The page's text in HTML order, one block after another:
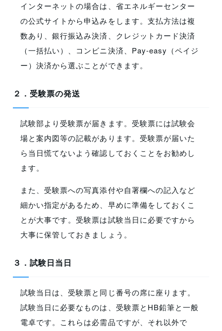
インターネットの場合は、省エネルギーセンター
の公式サイトから申込みをします。支払方法は複
数あり、銀行振込み決済、クレジットカード決済
（一括払い）、コンビニ決済、Pay-easy（ペイジ
ー）決済から選ぶことができます。
２．受験票の発送
試験部より受験票が届きます。受験票には試験会
場と案内図等の記載があります。受験票が届いた
ら当日慌てないよう確認しておくことをお勧めし
ます。
また、受験票への写真添付や自署欄への記入など
細かい指定があるため、早めに準備をしておくこ
とが大事です。受験票は試験当日に必要ですから
大事に保管しておきましょう。
３．試験日当日
試験当日は、受験票と同じ番号の席に座ります。
試験当日に必要なものは、受験票とHB鉛筆と一般
電卓です。これらは必需品ですが、それ以外で